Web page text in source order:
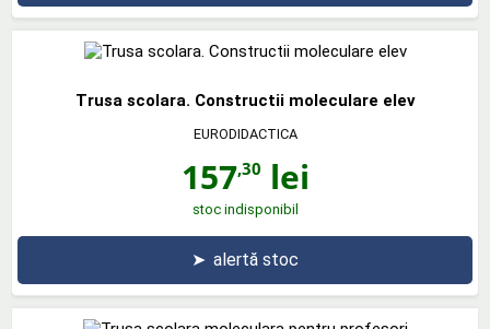
Trusa scolara. Constructii moleculare elev
EURODIDACTICA
157,30 lei
stoc indisponibil
➤ alertă stoc